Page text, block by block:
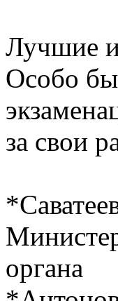
Лучшие
Особо
за свои
органа